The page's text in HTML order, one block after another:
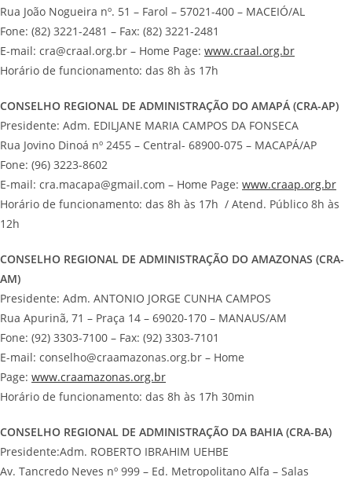
Rua João Nogueira nº. 51 – Farol – 57021-400 – MACEIÓ/AL
Fone: (82) 3221-2481 – Fax: (82) 3221-2481
E-mail: cra@craal.org.br – Home Page: www.craal.org.br
Horário de funcionamento: das 8h às 17h
CONSELHO REGIONAL DE ADMINISTRAÇÃO DO AMAPÁ (CRA-AP)
Presidente: Adm. EDILJANE MARIA CAMPOS DA FONSECA
Rua Jovino Dinoá nº 2455 – Central- 68900-075 – MACAPÁ/AP
Fone: (96) 3223-8602
E-mail: cra.macapa@gmail.com – Home Page: www.craap.org.br
Horário de funcionamento: das 8h às 17h / Atend. Público 8h às
12h
CONSELHO REGIONAL DE ADMINISTRAÇÃO DO AMAZONAS (CRA-
AM)
Presidente: Adm. ANTONIO JORGE CUNHA CAMPOS
Rua Apurinã, 71 – Praça 14 – 69020-170 – MANAUS/AM
Fone: (92) 3303-7100 – Fax: (92) 3303-7101
E-mail: conselho@craamazonas.org.br – Home
Page: www.craamazonas.org.br
Horário de funcionamento: das 8h às 17h 30min
CONSELHO REGIONAL DE ADMINISTRAÇÃO DA BAHIA (CRA-BA)
Presidente:Adm. ROBERTO IBRAHIM UEHBE
Av. Tancredo Neves nº 999 – Ed. Metropolitano Alfa – Salas